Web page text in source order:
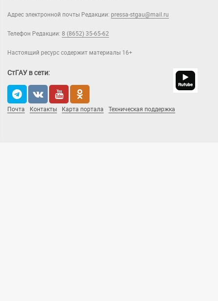
Адрес электронной почты Редакции: pressa-stgau@mail.ru
Телефон Редакции: 8 (8652) 35-65-62
Настоящий ресурс содержит материалы 16+
СтГАУ в сети:
Почта Контакты Карта портала Техническая поддержка